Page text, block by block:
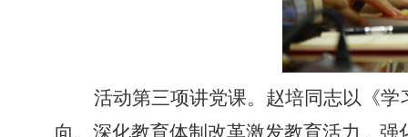
活动第三项讲党课。赵培同志以《
向、深化教育体制改革激发教育活力、强